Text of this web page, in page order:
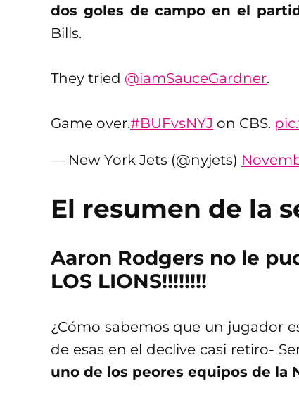
dos goles de campo en el
Bills.
They tried @iamSauceGardner.
Game over.#BUFvsNYJ on CBS.
— New York Jets (@nyjets)
El resumen de la
Aaron Rodgers no le
LOS LIONS!!!!!!!!
¿Cómo sabemos que un jugador
de esas en el declive casi retiro-
uno de los peores equipos de la